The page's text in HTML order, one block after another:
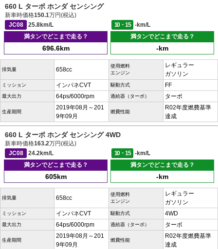
660 L ターボ ホンダ センシング
新車時価格150.1万円(税込)
JC08
25.8km/L 10・15
-km/L
満タンでどこまで走る？
696.6km
満タンでどこまで走る？
-km
排気量 658cc
使用燃料
エンジン
レギュラー
ガソリン
ミッション インパネCVT 駆動方式 FF
最大出力 64ps/6000rpm 過給器（ターボ） ターボ
生産期間
2019年08月～201
9年09月
燃費性能
R02年度燃費基準
達成
660 L ターボ ホンダ センシング 4WD
新車時価格163.2万円(税込)
JC08
24.2km/L 10・15
-km/L
満タンでどこまで走る？
605km
満タンでどこまで走る？
-km
排気量 658cc
使用燃料
エンジン
レギュラー
ガソリン
ミッション インパネCVT 駆動方式 4WD
最大出力 64ps/6000rpm 過給器（ターボ） ターボ
生産期間
2019年08月～201
9年09月
燃費性能
R02年度燃費基準
達成